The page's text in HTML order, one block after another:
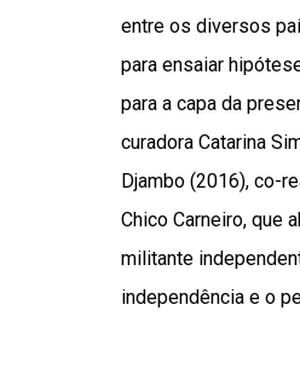
entre os diversos
para ensaiar
para a capa da
curadora Catarina
Djambo (2016), co-
Chico Carneiro, que
militante
independência e o